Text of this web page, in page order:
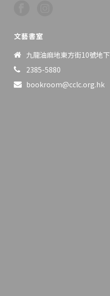
文藝書室
九龍油麻地東方街10號地下
2385-5880
bookroom@cclc.org.hk